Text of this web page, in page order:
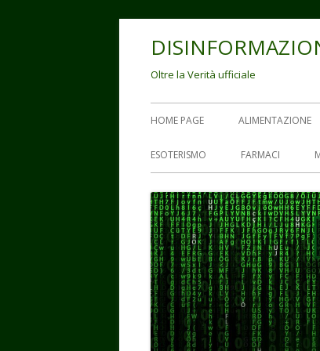
Oltre la Verità ufficiale
Menu
principale
HOME PAGE ALIMENTAZIONE
ESOTERISMO FARMACI